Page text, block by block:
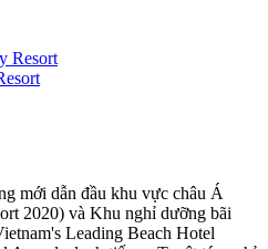
mới dẫn đầu khu vực châu Á
2020) và Khu nghỉ dưỡng bãi
Leading Beach Hotel